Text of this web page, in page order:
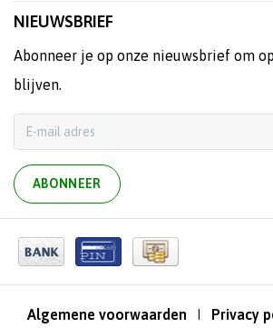
NIEUWSBRIEF
Abonneer je op onze nieuwsbrief om
blijven.
ABONNEER
Algemene voorwaarden Privacy